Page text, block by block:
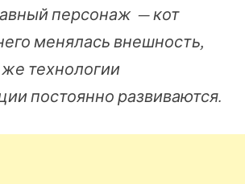
персонаж — кот
менялась внешность,
технологии
постоянно развиваются.